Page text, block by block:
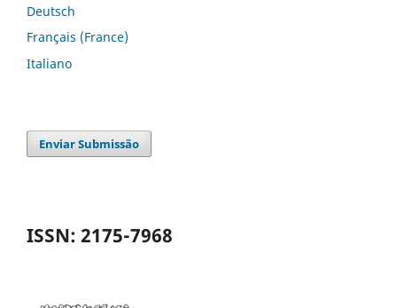
Deutsch
Français (France)
Italiano
Enviar Submissão
ISSN: 2175-7968